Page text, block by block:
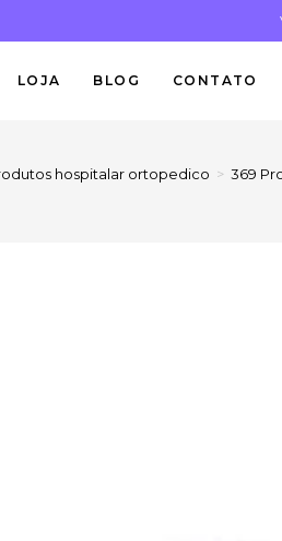
LOJA BLOG CONTATO
hospitalar ortopedico > 369